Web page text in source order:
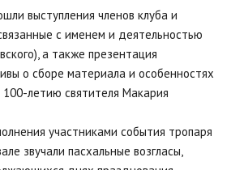
выступления членов клуба и
с именем и деятельностью
а также презентация
о сборе материала и особенностях
летию святителя Макария
участниками события тропаря
звучали пасхальные возгласы,